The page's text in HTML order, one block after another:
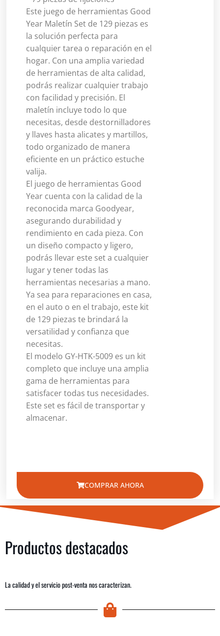
Este juego de herramientas Good
Year Maletín Set de 129 piezas es
la solución perfecta para
cualquier tarea o reparación en el
hogar. Con una amplia variedad
de herramientas de alta calidad,
podrás realizar cualquier trabajo
con facilidad y precisión. El
maletín incluye todo lo que
necesitas, desde destornilladores
y llaves hasta alicates y martillos,
todo organizado de manera
eficiente en un práctico estuche
valija.
El juego de herramientas Good
Year cuenta con la calidad de la
reconocida marca Goodyear,
asegurando durabilidad y
rendimiento en cada pieza. Con
un diseño compacto y ligero,
podrás llevar este set a cualquier
lugar y tener todas las
herramientas necesarias a mano.
Ya sea para reparaciones en casa,
en el auto o en el trabajo, este kit
de 129 piezas te brindará la
versatilidad y confianza que
necesitas.
El modelo GY-HTK-5009 es un kit
completo que incluye una amplia
gama de herramientas para
satisfacer todas tus necesidades.
Este set es fácil de transportar y
almacenar.
COMPRAR AHORA
Productos destacados
La calidad y el servicio post-venta nos caracterizan.